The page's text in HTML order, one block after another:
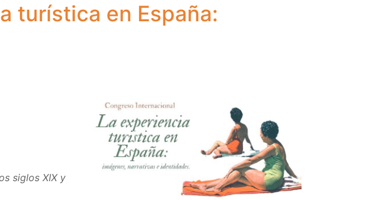
turística en España:
siglos XIX y